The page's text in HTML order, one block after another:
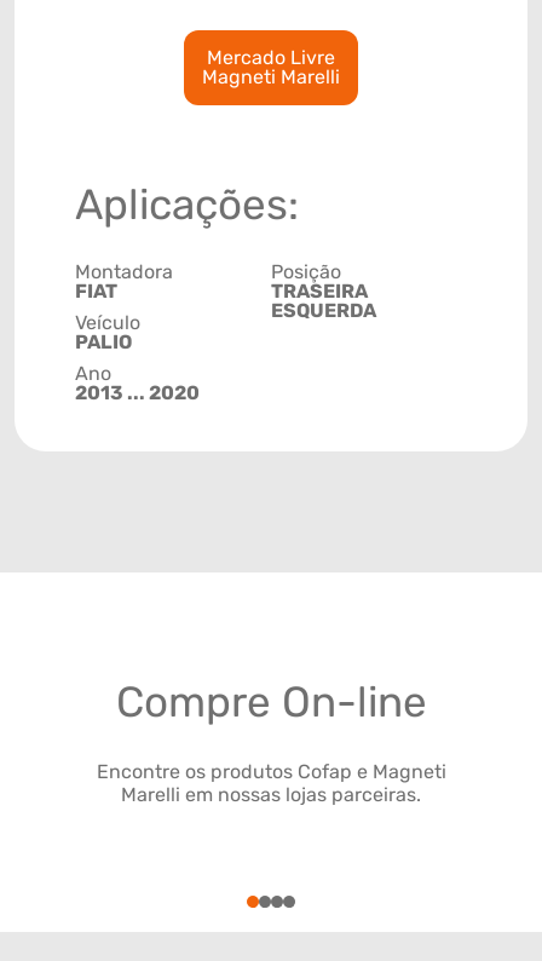
Mercado Livre
Magneti Marelli
Aplicações:
Montadora
FIAT
Veículo
PALIO
Ano
2013 ... 2020
Posição
TRASEIRA
ESQUERDA
Compre On-line
Encontre os produtos Cofap e Magneti
Marelli em nossas lojas parceiras.
1234